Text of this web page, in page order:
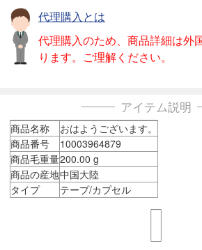
代理購入とは
代理購入のため、商品詳細は外
ります。ご理解ください。
アイテム説明
商品名称
おはようございます。
商品番号
10003964879
商品毛重量200.00 g
商品の産地中国大陸
タイプ
テープ/カプセル